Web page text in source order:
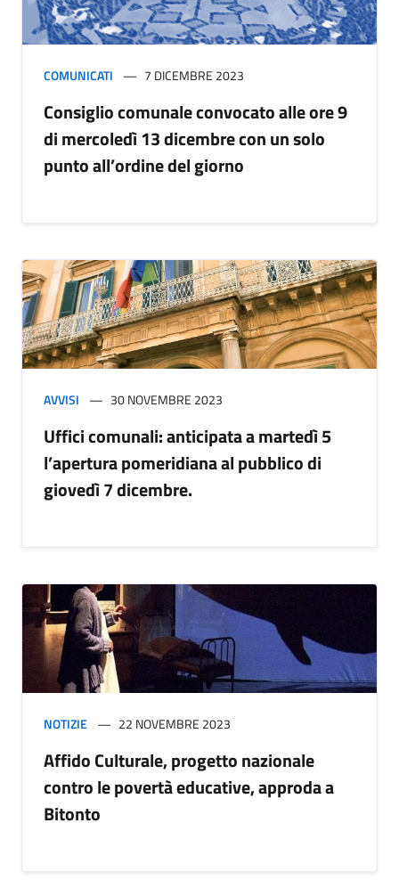
COMUNICATI 7 DICEMBRE 2023
Consiglio comunale convocato alle ore 9
di mercoledì 13 dicembre con un solo
punto all’ordine del giorno
AVVISI 30 NOVEMBRE 2023
Uffici comunali: anticipata a martedì 5
l’apertura pomeridiana al pubblico di
giovedì 7 dicembre.
NOTIZIE 22 NOVEMBRE 2023
Affido Culturale, progetto nazionale
contro le povertà educative, approda a
Bitonto